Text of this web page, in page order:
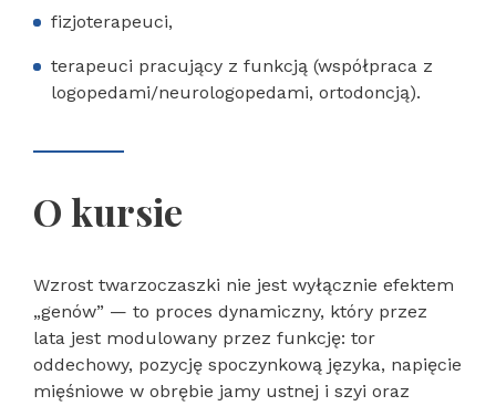
fizjoterapeuci,
terapeuci pracujący z funkcją (współpraca z
logopedami/neurologopedami, ortodoncją).
O kursie
Wzrost twarzoczaszki nie jest wyłącznie efektem
„genów” — to proces dynamiczny, który przez
lata jest modulowany przez funkcję: tor
oddechowy, pozycję spoczynkową języka, napięcie
mięśniowe w obrębie jamy ustnej i szyi oraz